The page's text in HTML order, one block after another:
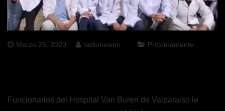
Marzo 25, 2020 radionewen Próximamente
Funcionarios del Hospital Van Buren de Valparaiso le